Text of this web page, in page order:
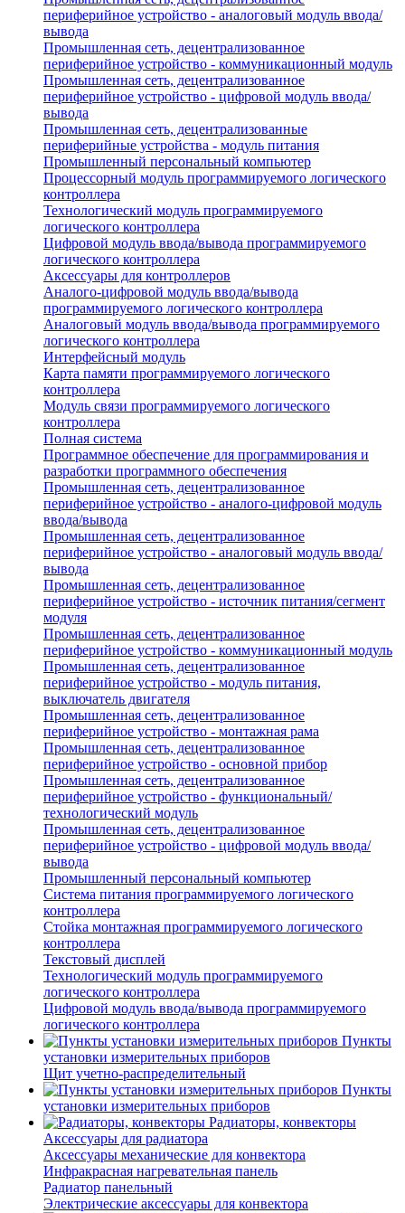
периферийное устройство - аналоговый модуль ввода/
вывода
Промышленная сеть, децентрализованное
периферийное устройство - коммуникационный модуль
Промышленная сеть, децентрализованное
периферийное устройство - цифровой модуль ввода/
вывода
Промышленная сеть, децентрализованные
периферийные устройства - модуль питания
Промышленный персональный компьютер
Процессорный модуль программируемого логического
контроллера
Технологический модуль программируемого
логического контроллера
Цифровой модуль ввода/вывода программируемого
логического контроллера
Аксессуары для контроллеров
Аналого-цифровой модуль ввода/вывода
программируемого логического контроллера
Аналоговый модуль ввода/вывода программируемого
логического контроллера
Интерфейсный модуль
Карта памяти программируемого логического
контроллера
Модуль связи программируемого логического
контроллера
Полная система
Программное обеспечение для программирования и
разработки программного обеспечения
Промышленная сеть, децентрализованное
периферийное устройство - аналого-цифровой модуль
ввода/вывода
Промышленная сеть, децентрализованное
периферийное устройство - аналоговый модуль ввода/
вывода
Промышленная сеть, децентрализованное
периферийное устройство - источник питания/сегмент
модуля
Промышленная сеть, децентрализованное
периферийное устройство - коммуникационный модуль
Промышленная сеть, децентрализованное
периферийное устройство - модуль питания,
выключатель двигателя
Промышленная сеть, децентрализованное
периферийное устройство - монтажная рама
Промышленная сеть, децентрализованное
периферийное устройство - основной прибор
Промышленная сеть, децентрализованное
периферийное устройство - функциональный/
технологический модуль
Промышленная сеть, децентрализованное
периферийное устройство - цифровой модуль ввода/
вывода
Промышленный персональный компьютер
Система питания программируемого логического
контроллера
Стойка монтажная программируемого логического
контроллера
Текстовый дисплей
Технологический модуль программируемого
логического контроллера
Цифровой модуль ввода/вывода программируемого
логического контроллера
Пункты
установки измерительных приборов
Щит учетно-распределительный
Пункты
установки измерительных приборов
Радиаторы, конвекторы
Аксессуары для радиатора
Аксессуары механические для конвектора
Инфракрасная нагревательная панель
Радиатор панельный
Электрические аксессуары для конвектора